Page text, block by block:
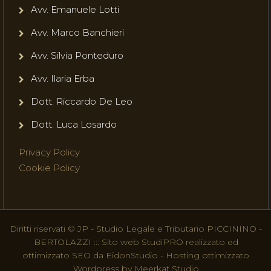
Avv. Emanuele Lotti
Avv. Marco Banchieri
Avv. Silvia Ponteduro
Avv. Ilaria Erba
Dott. Riccardo De Leo
Dott. Luca Losardo
Privacy Policy
Cookie Policy
Diritti riservati © JP - Studio Legale e Tributario PICCININO -
BERTOLAZZI ::: Sito web StudiPRO realizzato ed
ottimizzato SEO da EidonStudio - Hosting ottimizzato
Wordpress by Meerkat Studio